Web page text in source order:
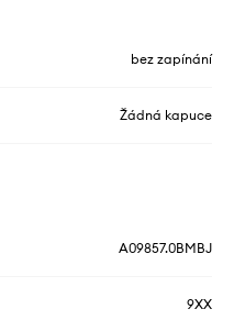
bez zapínání
Žádná kapuce
A09857.0BMBJ
9XX